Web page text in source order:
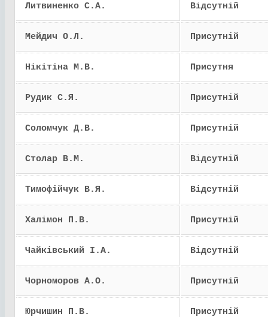
Литвиненко С.А. Відсутній
Мейдич О.Л. Присутній
Нікітіна М.В. Присутня
Рудик С.Я. Присутній
Соломчук Д.В. Присутній
Столар В.М. Відсутній
Тимофійчук В.Я. Відсутній
Халімон П.В. Присутній
Чайківський І.А. Відсутній
Чорноморов А.О. Присутній
Юрчишин П.В. Присутній